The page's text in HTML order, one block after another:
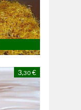
3,30 €